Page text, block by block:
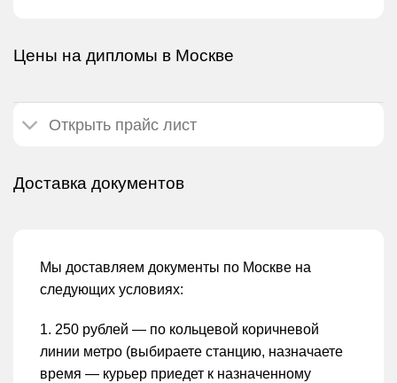
Цены на дипломы в Москве
Открыть прайс лист
Доставка документов
Мы доставляем документы по Москве на
следующих условиях:
1. 250 рублей — по кольцевой коричневой
линии метро (выбираете станцию, назначаете
время — курьер приедет к назначенному